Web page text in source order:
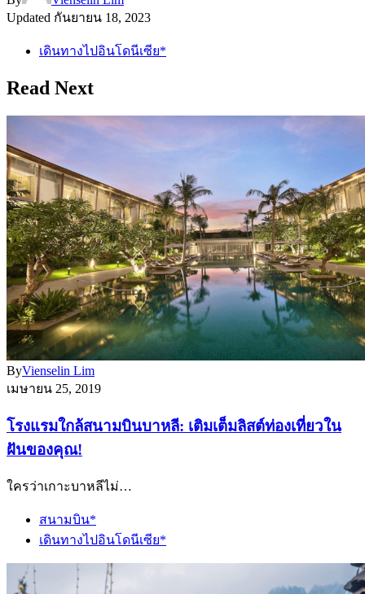
Updated กันยายน 18, 2023
เดินทางไปอินโดนีเซีย*
Read Next
ByVienselin Lim
เมษายน 25, 2019
โรงแรมใกล้สนามบินบาหลี: เติมเต็มลิสต์ท่องเที่ยวใน
ฝันของคุณ!
ใครว่าเกาะบาหลีไม่…
สนามบิน*
เดินทางไปอินโดนีเซีย*